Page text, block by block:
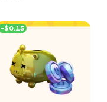
-$0.15